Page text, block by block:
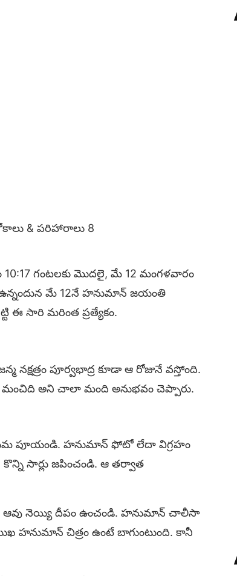
& పరిహారాలు 8
గంటలకు మొదలై, మే 12 మంగళవారం
మే 12నే హనుమాన్ జయంతి
ఈ సారి మరింత ప్రత్యేకం.
పూర్వభాద్ర కూడా ఆ రోజునే వస్తోంది.
అని చాలా మంది అనుభవం చెప్పారు.
పూయండి. హనుమాన్ ఫోటో లేదా విగ్రహం
కొన్ని సార్లు జపించండి. ఆ తర్వాత
ఆవు నెయ్యి దీపం ఉంచండి. హనుమాన్ చాలీసా
హనుమాన్ చిత్రం ఉంటే బాగుంటుంది. కానీ